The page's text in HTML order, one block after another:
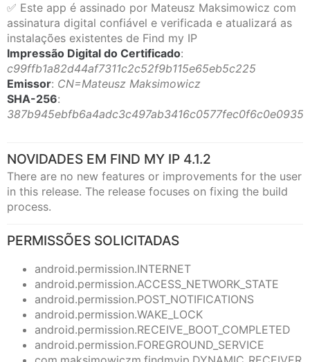
✅ Este app é assinado por Mateusz Maksimowicz com
assinatura digital confiável e verificada e atualizará as
instalações existentes de Find my IP
Impressão Digital do Certificado:
c99ffb1a82d44af7311c2c52f9b115e65eb5c225
Emissor: CN=Mateusz Maksimowicz
SHA-256:
NOVIDADES EM FIND MY IP 4.1.2
There are no new features or improvements for the user
in this release. The release focuses on fixing the build
process.
PERMISSÕES SOLICITADAS
android.permission.INTERNET
android.permission.ACCESS_NETWORK_STATE
android.permission.POST_NOTIFICATIONS
android.permission.WAKE_LOCK
android.permission.RECEIVE_BOOT_COMPLETED
android.permission.FOREGROUND_SERVICE